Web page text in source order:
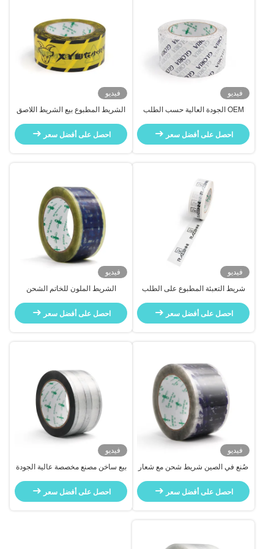
فيديو
OEM الجودة العالية حسب الطلب
الملصق
احصل على أفضل سعر
فيديو
الشريط المطبوع بيع الشريط اللاصق
احصل على أفضل سعر
فيديو
شريط التعبئة المطبوع على الطلب
احصل على أفضل سعر
فيديو
الشريط الملون للخاتم الشحن
احصل على أفضل سعر
فيديو
صُنع في الصين شريط شحن مع شعار
احصل على أفضل سعر
فيديو
بيع ساخن مصنع مخصصة عالية الجودة
احصل على أفضل سعر